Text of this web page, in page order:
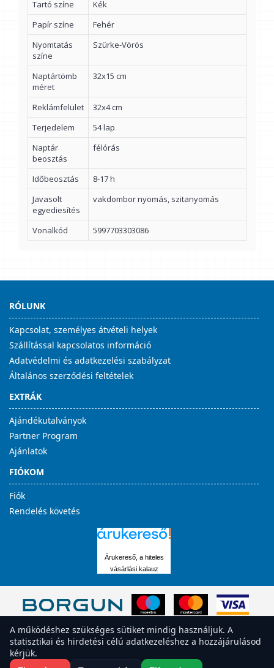
Tartó színe
Kék
Papír színe
Fehér
Nyomtatás
színe
Szürke-Vörös
Naptártömb
méret
32x15 cm
Reklámfelület
32x4 cm
Terjedelem
54 lap
Naptár
beosztás
félórás
Időbeosztás
8-17 h
Javasolt
egyediesítés
vakdombor nyomás, szitanyomás
Vonalkód 5997703303086
RÓLUNK
Kapcsolat, személyes átvételi helyek
Szállítással kapcsolatos információ
Adatvédelmi és adatkezelési szabályzat
Általános szerződési feltételek
EXTRÁK
Ajándékutalványok
Partner Program
Ajánlatok
FIÓKOM
Fiók
Rendelés követés
Árukereső, a hiteles
vásárlási kalauz
A működéshez szükséges sütiket mindig használjuk. A
statisztikai és hirdetési célú adatkezeléshez a hozzájárulásod
kérjük.